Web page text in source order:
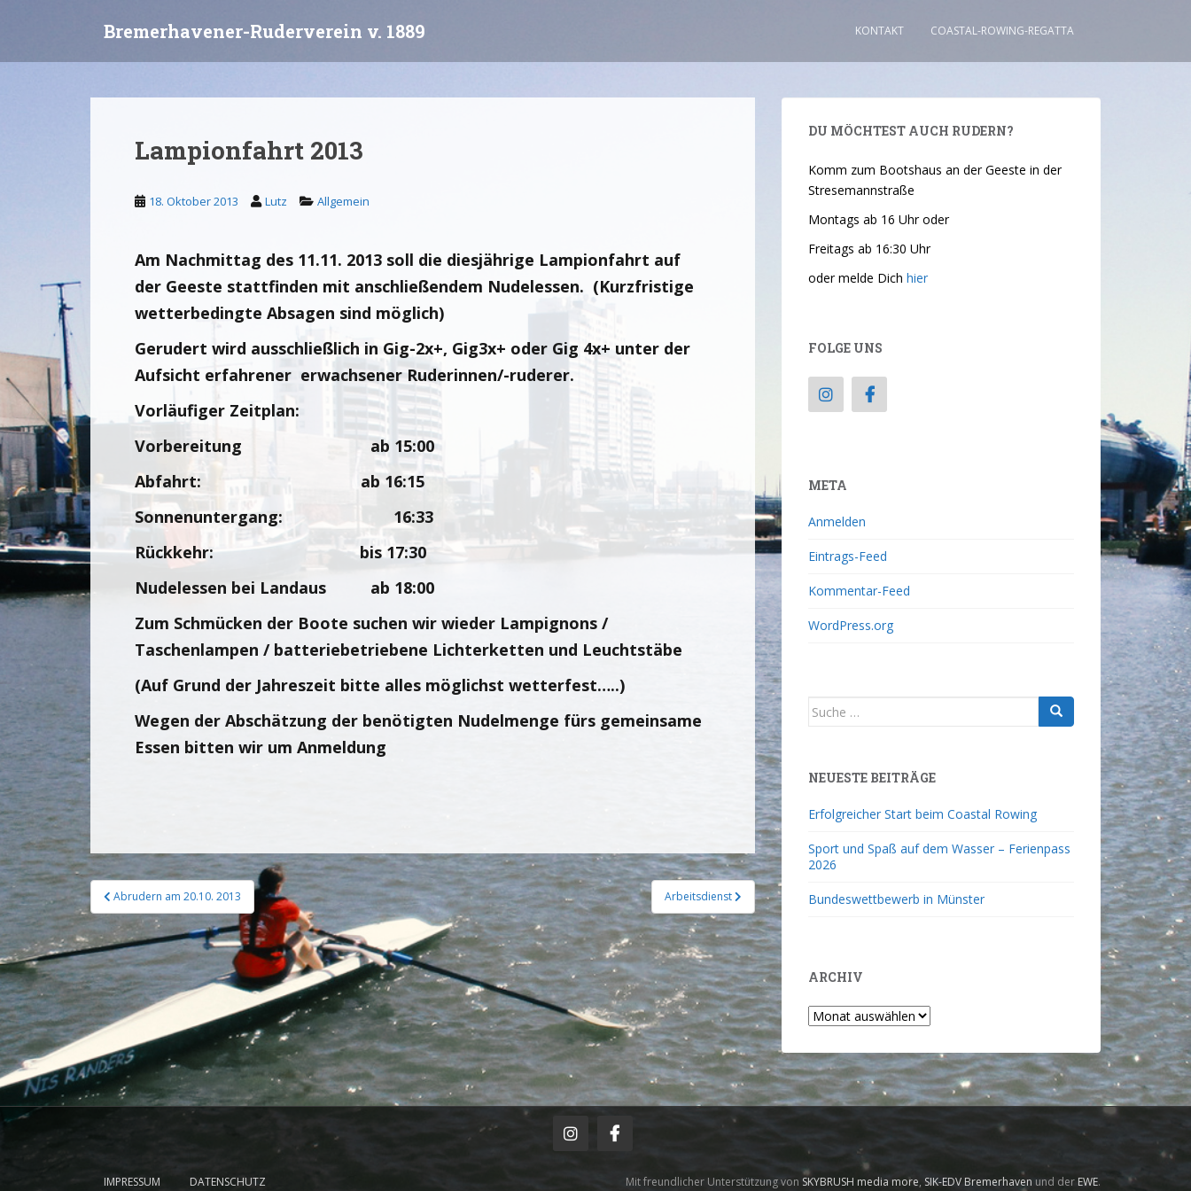
Bremerhavener-Ruderverein v. 1889 KONTAKT COASTAL-ROWING-REGATTA
Lampionfahrt 2013
18. Oktober 2013 Lutz Allgemein
Am Nachmittag des 11.11. 2013 soll die diesjährige Lampionfahrt auf
der Geeste stattfinden mit anschließendem Nudelessen. (Kurzfristige
wetterbedingte Absagen sind möglich)
Gerudert wird ausschließlich in Gig-2x+, Gig3x+ oder Gig 4x+ unter der
Aufsicht erfahrener erwachsener Ruderinnen/-ruderer.
Vorläufiger Zeitplan:
Vorbereitung ab 15:00
Abfahrt: ab 16:15
Sonnenuntergang: 16:33
Rückkehr: bis 17:30
Nudelessen bei Landaus ab 18:00
Zum Schmücken der Boote suchen wir wieder Lampignons /
Taschenlampen / batteriebetriebene Lichterketten und Leuchtstäbe
(Auf Grund der Jahreszeit bitte alles möglichst wetterfest…..)
Wegen der Abschätzung der benötigten Nudelmenge fürs gemeinsame
Essen bitten wir um Anmeldung
Abrudern am 20.10. 2013 Arbeitsdienst
DU MÖCHTEST AUCH RUDERN?
Komm zum Bootshaus an der Geeste in der
Stresemannstraße
Montags ab 16 Uhr oder
Freitags ab 16:30 Uhr
oder melde Dich hier
FOLGE UNS
META
Anmelden
Eintrags-Feed
Kommentar-Feed
WordPress.org
NEUESTE BEITRÄGE
Erfolgreicher Start beim Coastal Rowing
Sport und Spaß auf dem Wasser – Ferienpass
2026
Bundeswettbewerb in Münster
ARCHIV
IMPRESSUM DATENSCHUTZ Mit freundlicher Unterstützung von SKYBRUSH media more, SIK-EDV Bremerhaven und derEWE.